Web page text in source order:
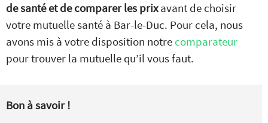
de santé et de comparer les prixavant de choisir
votre mutuelle santé à Bar-le-Duc. Pour cela, nous
avons mis à votre disposition notre comparateur
pour trouver la mutuelle qu’il vous faut.
Bon à savoir !